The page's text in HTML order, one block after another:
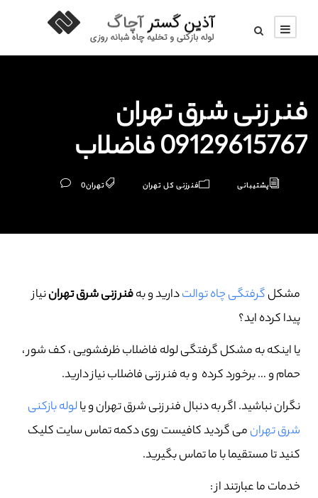
فنر زنی شرق تهران
09129615767 فاضلاب
پشتیبانی فنرزنی کل تهران تهران0
مشکلگرفتگی چاه توالتدارید و بهفنر زنی شرق تهراننیاز
پیدا کرده اید؟
یا اینکه به مشکل گرفتگی لوله فاضلاب ظرفشویی ، کف شور ،
حمام و … برخورد کرده و به فنر زنی فاضلاب نیاز دارید.
نگران نباشید. اگر به دنبال فنر زنی شرق تهران و یالوله بازکنی
شرق تهرانمی گردید کافیست روی دکمه تماس سایت کلیک
کنید تا مستقیما با ما تماس بگیرید.
خدمات ما عبارتند از :